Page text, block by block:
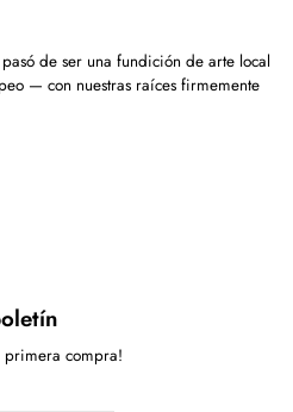
de ser una fundición de arte local
— con nuestras raíces firmemente
primera compra!